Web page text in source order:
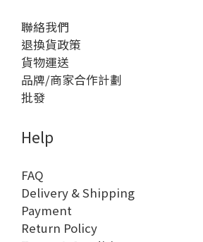
聯絡我們
退換貨政策
貨物運送
品牌/商家合作計劃
批發
Help
FAQ
Delivery & Shipping
Payment
Return Policy